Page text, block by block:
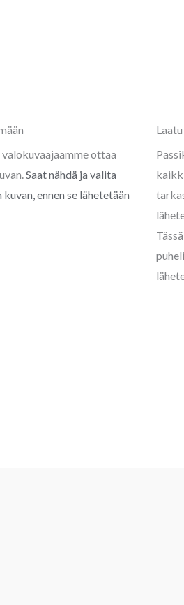
ottaa
Saat nähdä ja valita
kuvan, ennen se lähetetään